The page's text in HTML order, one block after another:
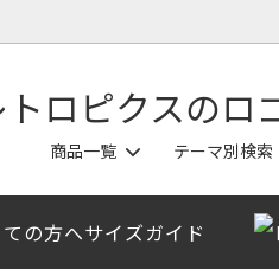
商品一覧
ト カ
テーマ別検索
秋物
ポン ジ
の方へサイズガイド